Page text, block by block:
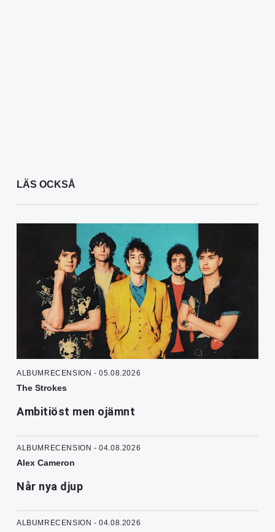
LÄS OCKSÅ
ALBUMRECENSION - 05.08.2026
The Strokes
Ambitiöst men ojämnt
ALBUMRECENSION - 04.08.2026
Alex Cameron
Når nya djup
ALBUMRECENSION - 04.08.2026